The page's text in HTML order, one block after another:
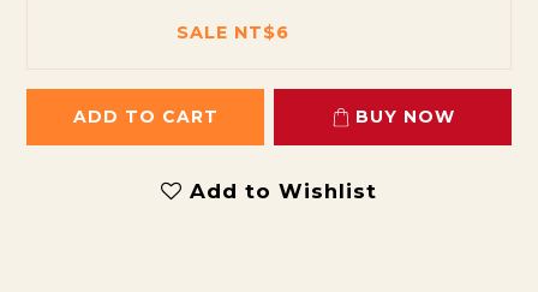
SALE NT$6
ADD TO CART BUY NOW
Add to Wishlist